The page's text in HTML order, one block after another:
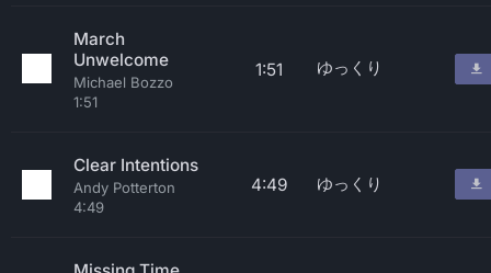
March
Unwelcome
Michael Bozzo
1:51
1:51 ゆっくり
Clear Intentions
Andy Potterton
4:49
4:49 ゆっくり